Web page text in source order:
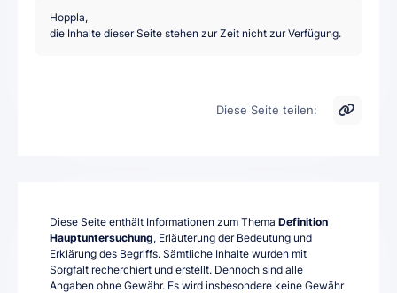
Hoppla,
die Inhalte dieser Seite stehen zur Zeit nicht zur Verfügung.
Diese Seite teilen:
Diese Seite enthält Informationen zum Thema Definition
Hauptuntersuchung, Erläuterung der Bedeutung und
Erklärung des Begriffs. Sämtliche Inhalte wurden mit
Sorgfalt recherchiert und erstellt. Dennoch sind alle
Angaben ohne Gewähr. Es wird insbesondere keine Gewähr